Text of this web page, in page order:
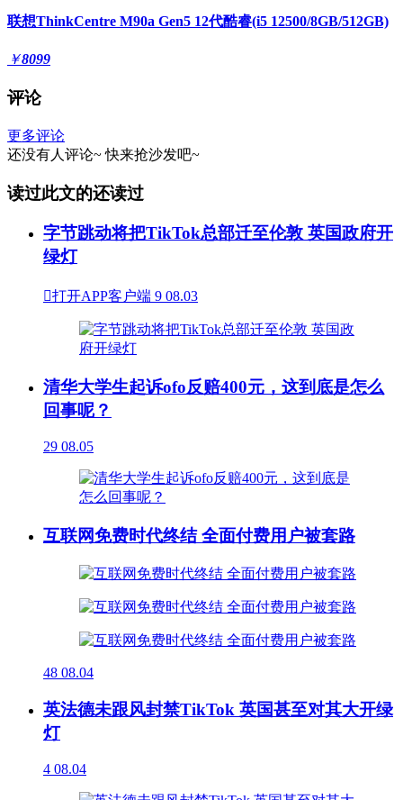
联想ThinkCentre M90a Gen5 12代酷睿(i5 12500/8GB/512GB)
￥8099
评论
更多评论
还没有人评论~ 快来抢沙发吧~
读过此文的还读过
字节跳动将把TikTok总部迁至伦敦 英国政府开
绿灯
打开APP客户端 9 08.03
清华大学生起诉ofo反赔400元，这到底是怎么
回事呢？
29 08.05
互联网免费时代终结 全面付费用户被套路
48 08.04
英法德未跟风封禁TikTok 英国甚至对其大开绿
灯
4 08.04